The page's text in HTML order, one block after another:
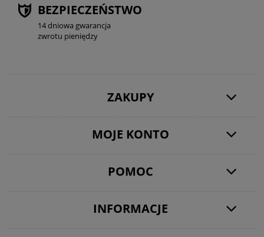
BEZPIECZEŃSTWO
14 dniowa gwarancja
zwrotu pieniędzy
ZAKUPY
MOJE KONTO
POMOC
INFORMACJE